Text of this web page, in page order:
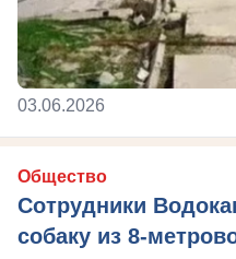
03.06.2026
Общество
Сотрудники
собаку из 8-